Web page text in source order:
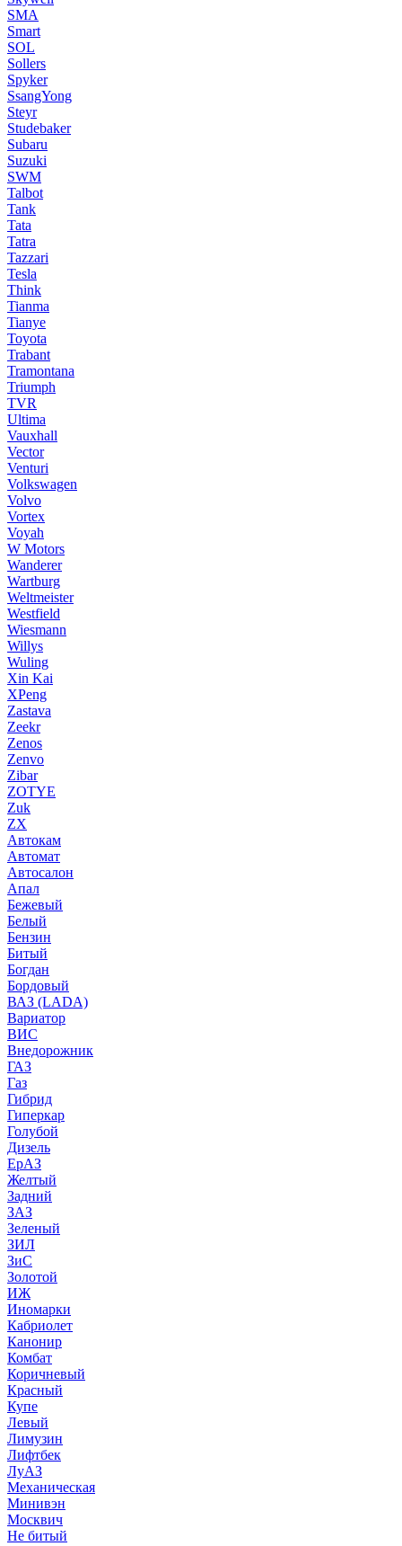
SMA
Smart
SOL
Sollers
Spyker
SsangYong
Steyr
Studebaker
Subaru
Suzuki
SWM
Talbot
Tank
Tata
Tatra
Tazzari
Tesla
Think
Tianma
Tianye
Toyota
Trabant
Tramontana
Triumph
TVR
Ultima
Vauxhall
Vector
Venturi
Volkswagen
Volvo
Vortex
Voyah
W Motors
Wanderer
Wartburg
Weltmeister
Westfield
Wiesmann
Willys
Wuling
Xin Kai
XPeng
Zastava
Zeekr
Zenos
Zenvo
Zibar
ZOTYE
Zuk
ZX
Автокам
Автомат
Автосалон
Апал
Бежевый
Белый
Бензин
Битый
Богдан
Бордовый
ВАЗ (LADA)
Вариатор
ВИС
Внедорожник
ГАЗ
Газ
Гибрид
Гиперкар
Голубой
Дизель
ЕрАЗ
Желтый
Задний
ЗАЗ
Зеленый
ЗИЛ
ЗиС
Золотой
ИЖ
Иномарки
Кабриолет
Канонир
Комбат
Коричневый
Красный
Купе
Левый
Лимузин
Лифтбек
ЛуАЗ
Механическая
Минивэн
Москвич
Не битый